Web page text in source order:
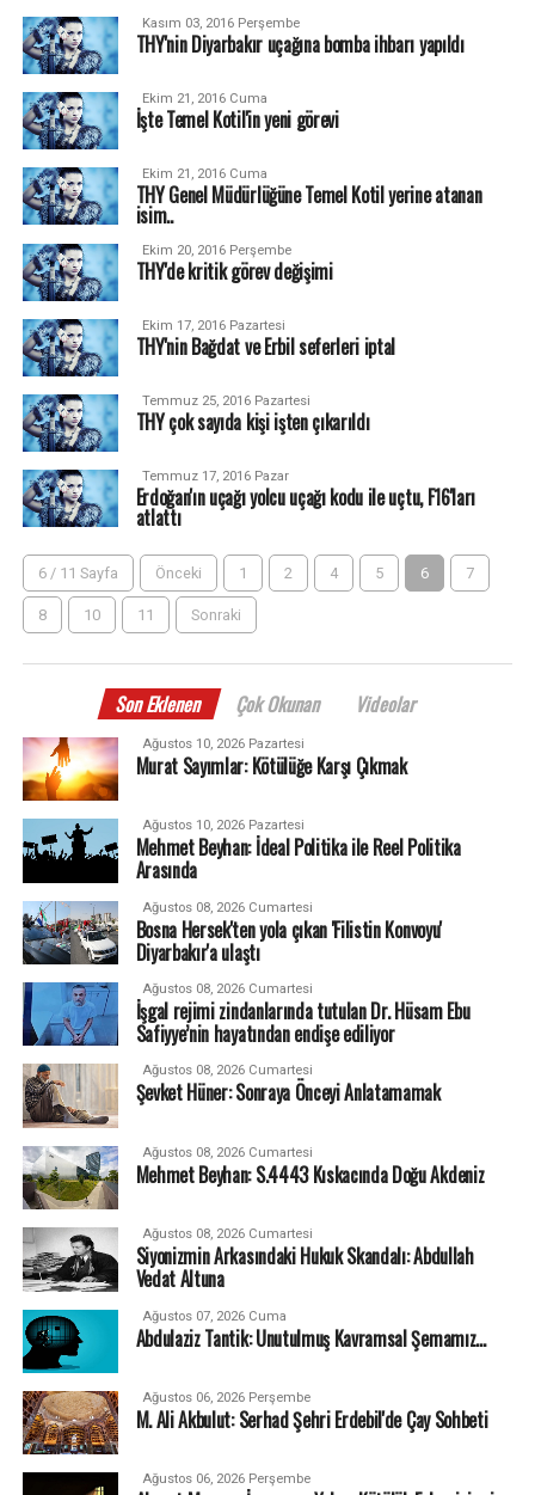
Kasım 03, 2016 Perşembe
THY'nin Diyarbakır uçağına bomba ihbarı yapıldı
Ekim 21, 2016 Cuma
İşte Temel Kotil'in yeni görevi
Ekim 21, 2016 Cuma
THY Genel Müdürlüğüne Temel Kotil yerine atanan
isim..
Ekim 20, 2016 Perşembe
THY'de kritik görev değişimi
Ekim 17, 2016 Pazartesi
THY'nin Bağdat ve Erbil seferleri iptal
Temmuz 25, 2016 Pazartesi
THY çok sayıda kişi işten çıkarıldı
Temmuz 17, 2016 Pazar
Erdoğan'ın uçağı yolcu uçağı kodu ile uçtu, F16'ları
atlattı
6 / 11 Sayfa Önceki 1 2 4 5 6 7
8 10 11 Sonraki
Son Eklenen Çok Okunan Videolar
Ağustos 10, 2026 Pazartesi
Murat Sayımlar: Kötülüğe Karşı Çıkmak
Ağustos 10, 2026 Pazartesi
Mehmet Beyhan: İdeal Politika ile Reel Politika
Arasında
Ağustos 08, 2026 Cumartesi
Bosna Hersek'ten yola çıkan 'Filistin Konvoyu'
Diyarbakır'a ulaştı
Ağustos 08, 2026 Cumartesi
İşgal rejimi zindanlarında tutulan Dr. Hüsam Ebu
Safiyye’nin hayatından endişe ediliyor
Ağustos 08, 2026 Cumartesi
Şevket Hüner: Sonraya Önceyi Anlatamamak
Ağustos 08, 2026 Cumartesi
Mehmet Beyhan: S.4443 Kıskacında Doğu Akdeniz
Ağustos 08, 2026 Cumartesi
Siyonizmin Arkasındaki Hukuk Skandalı: Abdullah
Vedat Altuna
Ağustos 07, 2026 Cuma
Abdulaziz Tantik: Unutulmuş Kavramsal Şemamız…
Ağustos 06, 2026 Perşembe
M. Ali Akbulut: Serhad Şehri Erdebil'de Çay Sohbeti
Ağustos 06, 2026 Perşembe